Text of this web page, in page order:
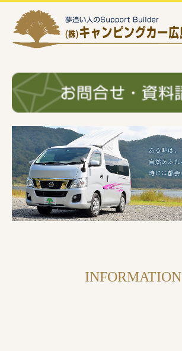
ホーム
自社製オリジナル
ポップ・コン開発の過程
自社製ワンオフ
他社製キャンピングカー
販売が終了したモデル
中古車情報
最新ベストショット
ｶﾚﾝﾄｷｬﾝﾊﾟｰ ピコ
INFORMATION